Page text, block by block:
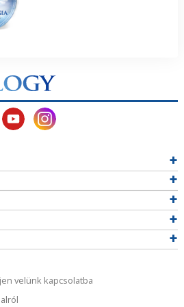
velünk kapcsolatba